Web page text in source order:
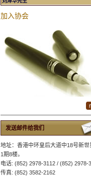
加入协会
发送邮件给我们
地址：香港中环皇后大道中18号新世
1期8楼。
电话: (852) 2978-3112 / (852) 2978-
传真: (852) 3582-2162